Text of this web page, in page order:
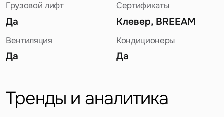
Грузовой лифт
Да
Сертификаты
Клевер, BREEAM
Вентиляция
Да
Кондиционеры
Да
Тренды и аналитика